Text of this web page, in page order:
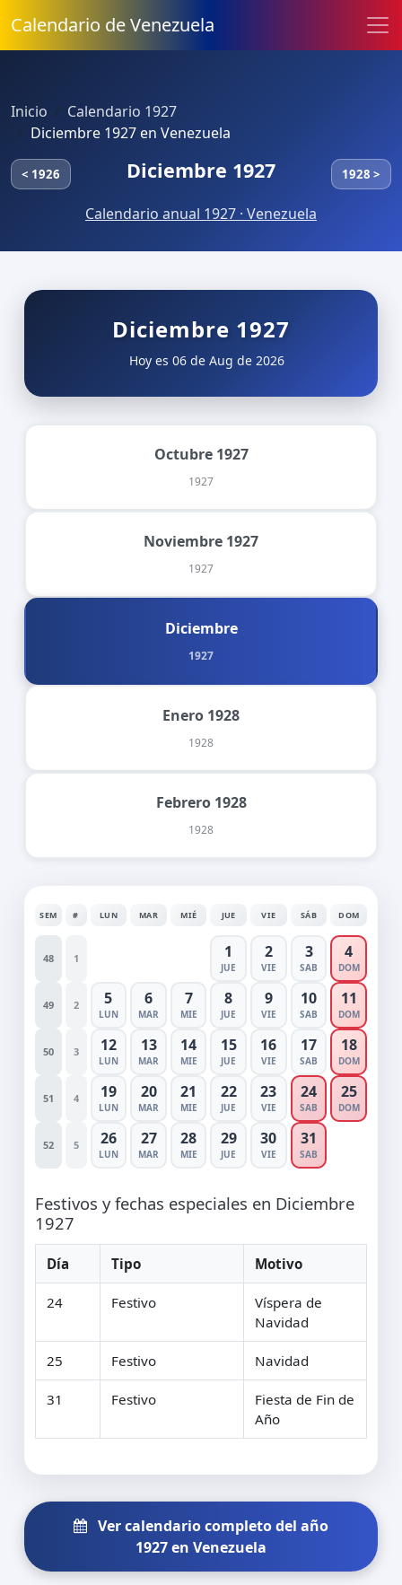
Calendario de Venezuela
Inicio
Calendario 1927
Diciembre 1927 en Venezuela
< 1926 Diciembre 1927 1928 >
Calendario anual 1927 · Venezuela
Diciembre 1927
Hoy es 06 de Aug de 2026
Octubre 1927
1927
Noviembre 1927
1927
Diciembre
1927
Enero 1928
1928
Febrero 1928
1928
SEM # LUN MAR MIÉ JUE VIE SÁB DOM
48 1 1
JUE
2
VIE
3
SAB
4
DOM
49 2 5
LUN
6
MAR
7
MIE
8
JUE
9
VIE
10
SAB
11
DOM
50 3 12
LUN
13
MAR
14
MIE
15
JUE
16
VIE
17
SAB
18
DOM
51 4 19
LUN
20
MAR
21
MIE
22
JUE
23
VIE
24
SAB
25
DOM
52 5 26
LUN
27
MAR
28
MIE
29
JUE
30
VIE
31
SAB
Festivos y fechas especiales en Diciembre
1927
Día Tipo Motivo
24 Festivo
Víspera de
Navidad
25 Festivo Navidad
31 Festivo
Fiesta de Fin de
Año
Ver calendario completo del año
1927 en Venezuela